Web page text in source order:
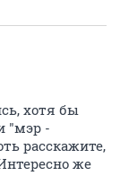
хотя бы
"мэр -
расскажите,
же